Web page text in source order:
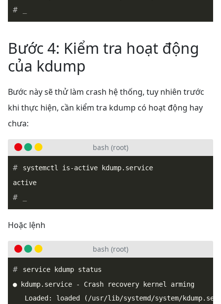
Bước 4: Kiểm tra hoạt động
của kdump
Bước này sẽ thử làm crash hệ thống, tuy nhiên trước
khi thực hiện, cần kiểm tra kdump có hoạt động hay
chưa:
bash (root)
systemctl is-active kdump.service
Hoặc lệnh
bash (root)
service kdump status
● kdump.service - Crash recovery kernel arming
Loaded: loaded (/usr/lib/systemd/system/